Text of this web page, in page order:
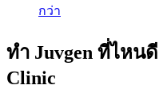
กว่า
ทำ Juvgen ที่ไหน
Clinic